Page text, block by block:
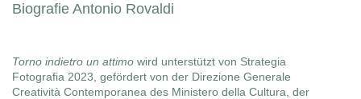
Biografie Antonio Rovaldi
Torno indietro un attimo wird unterstützt von Strategia
Fotografia 2023, gefördert von der Direzione Generale
Creatività Contemporanea des Ministero della Cultura, der